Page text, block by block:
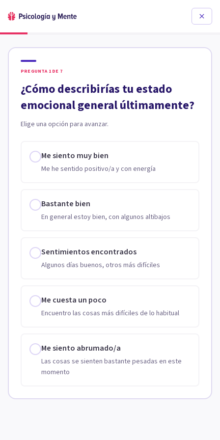
PREGUNTA 1 DE 7
¿Cómo describirías tu estado
emocional general últimamente?
Elige una opción para avanzar.
Me siento muy bien
Me he sentido positivo/a y con energía
Bastante bien
En general estoy bien, con algunos altibajos
Sentimientos encontrados
Algunos días buenos, otros más difíciles
Me cuesta un poco
Encuentro las cosas más difíciles de lo habitual
Me siento abrumado/a
Las cosas se sienten bastante pesadas en este
momento